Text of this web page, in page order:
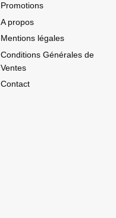
Promotions
A propos
Mentions légales
Conditions Générales de
Ventes
Contact